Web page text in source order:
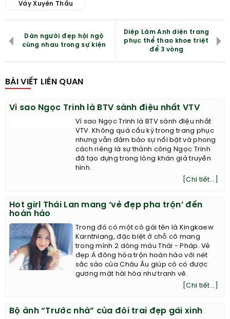
Váy Xuyên Thấu
Dàn người đẹp hội ngộ
cùng nhau trong sự kiện
Diệp Lâm Anh diện trang
phục thể thao khoe triệt
để 3 vòng
BÀI VIẾT LIÊN QUAN
Vì sao Ngọc Trinh là BTV sành điệu nhất VTV
Vì sao Ngọc Trinh là BTV sành điệu nhất
VTV. Không quá cầu kỳ trong trang phục
nhưng vẫn đảm bảo sự nổi bật và phong
cách riêng là sự thành công Ngọc Trinh
đã tạo dựng trong lòng khán giả truyền
hình.
[Chi tiết...]
Hot girl Thái Lan mang ‘vẻ đẹp pha trộn’ đến
hoàn hảo
Trong đó có một cô gái tên là Kingkaew
Karnthiang, đặc biệt ở chỗ cô mang
trong mình 2 dòng máu Thái - Pháp. Vẻ
đẹp Á đông hòa trộn hoàn hảo với nét
sắc sảo của Châu Âu giúp cô có được
[Chi tiết...]